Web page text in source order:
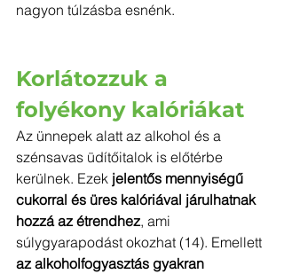
nagyon túlzásba esnénk.
Korlátozzuk a
folyékony kalóriákat
Az ünnepek alatt az alkohol és a
szénsavas üdítőitalok is előtérbe
kerülnek. Ezek jelentős mennyiségű
cukorral és üres kalóriával járulhatnak
hozzá az étrendhez, ami
súlygyarapodást okozhat (14). Emellett
az alkoholfogyasztás gyakran